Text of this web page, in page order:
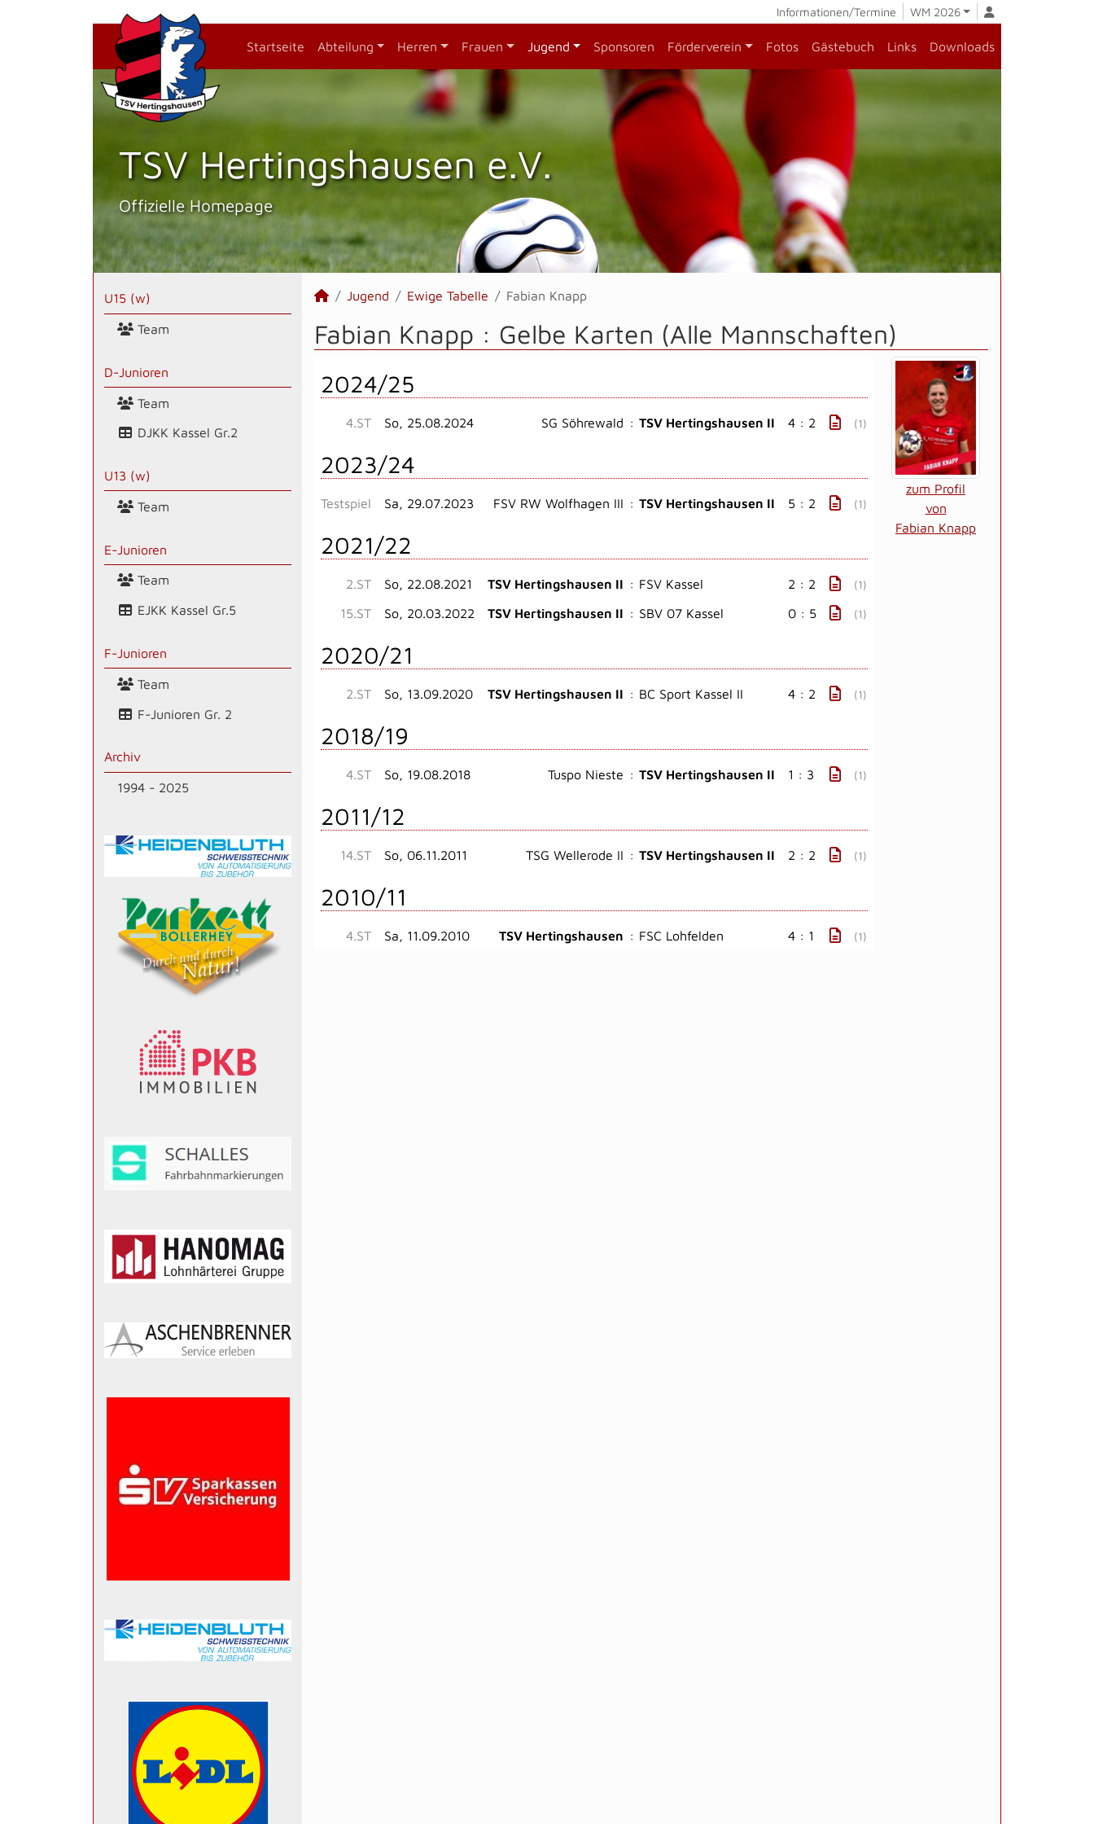
Informationen/Termine WM 2026
Startseite Abteilung Herren Frauen Jugend Sponsoren Förderverein Fotos Gästebuch Links Downloads
TSV Hertings­hausen e.V.
Offizielle Homepage
U15 (w)
Team
D-Junioren
Team
DJKK Kassel Gr.2
U13 (w)
Team
E-Junioren
Team
EJKK Kassel Gr.5
F-Junioren
Team
F-Junioren Gr. 2
Archiv
1994 - 2025
Jugend Ewige Tabelle Fabian Knapp
Fabian Knapp : Gelbe Karten (Alle Mannschaften)
zum Profil
von
Fabian Knapp
2024/25
4.ST So, 25.08.2024 SG Söhrewald : TSV Hertingshausen II 4 : 2 (1)
2023/24
Testspiel Sa, 29.07.2023 FSV RW Wolfhagen III : TSV Hertingshausen II 5 : 2 (1)
2021/22
2.ST So, 22.08.2021 TSV Hertingshausen II : FSV Kassel 2 : 2 (1)
15.ST So, 20.03.2022 TSV Hertingshausen II : SBV 07 Kassel 0 : 5 (1)
2020/21
2.ST So, 13.09.2020 TSV Hertingshausen II : BC Sport Kassel II 4 : 2 (1)
2018/19
4.ST So, 19.08.2018 Tuspo Nieste : TSV Hertingshausen II 1 : 3 (1)
2011/12
14.ST So, 06.11.2011 TSG Wellerode II : TSV Hertingshausen II 2 : 2 (1)
2010/11
4.ST Sa, 11.09.2010 TSV Hertingshausen : FSC Lohfelden 4 : 1 (1)